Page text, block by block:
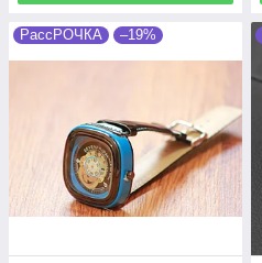
РассРОЧКА –19%